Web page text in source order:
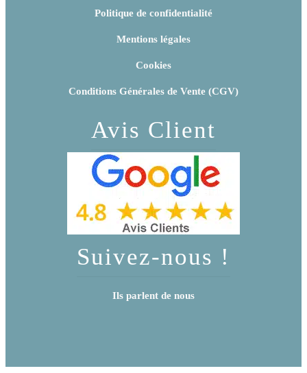
Politique de confidentialité
Mentions légales
Cookies
Conditions Générales de Vente (CGV)
Avis Client
Suivez-nous !
Ils parlent de nous